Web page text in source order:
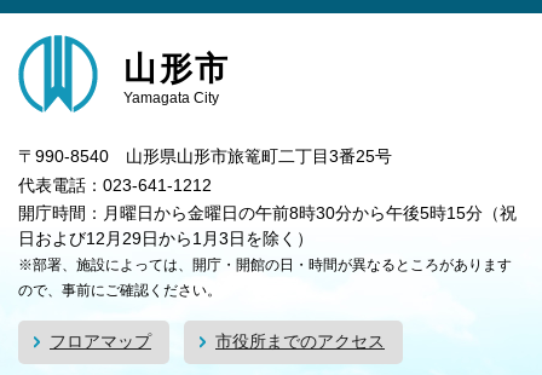
山形市
Yamagata City
〒990-8540 山形県山形市旅篭町二丁目3番25号
代表電話：023-641-1212
開庁時間：月曜日から金曜日の午前8時30分から午後5時15分（祝
日および12月29日から1月3日を除く）
※部署、施設によっては、開庁・開館の日・時間が異なるところがあります
ので、事前にご確認ください。
フロアマップ 市役所までのアクセス